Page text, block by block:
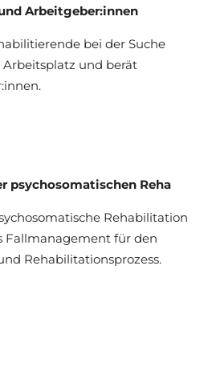
Arbeitgeber:innen
bei der Suche
und berät
psychosomatischen Reha
Rehabilitation
Fallmanagement für den
Rehabilitationsprozess.